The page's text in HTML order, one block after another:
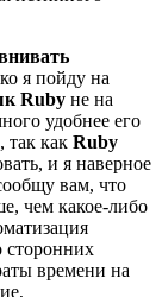
я пойду на
Ruby не на
удобнее его
, так как Ruby
и я наверное
вам, что
чем какое-либо
сторонних
времени на